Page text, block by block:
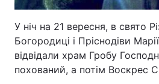
У ніч на 21 вересня, в свято
Богородиці і Пріснодіви
відвідали храм Гробу
похований, а потім Воскрес